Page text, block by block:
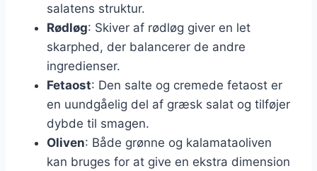
salatens struktur.
Rødløg: Skiver af rødløg giver en let
skarphed, der balancerer de andre
ingredienser.
Fetaost: Den salte og cremede fetaost er
en uundgåelig del af græsk salat og tilføjer
dybde til smagen.
Oliven: Både grønne og kalamataoliven
kan bruges for at give en ekstra dimension